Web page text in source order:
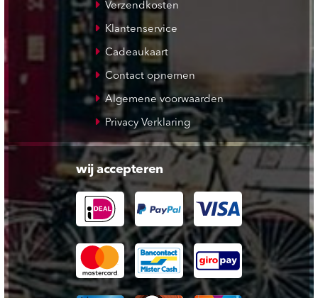
Verzendkosten
Klantenservice
Cadeaukaart
Contact opnemen
Algemene voorwaarden
Privacy Verklaring
wij accepteren